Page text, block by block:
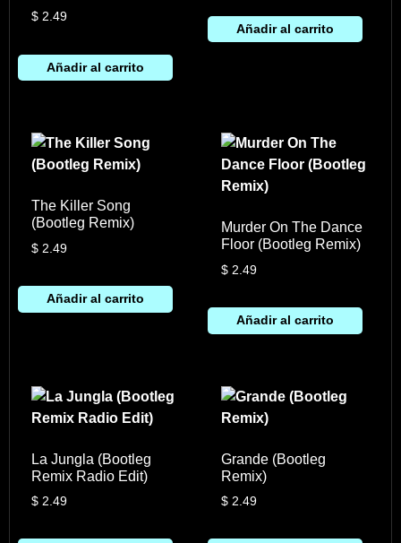
$2.49
Añadir al carrito
Añadir al carrito
The Killer Song
(Bootleg Remix)
$2.49
Añadir al carrito
Murder On The Dance
Floor (Bootleg Remix)
$ 2.49
Añadir al carrito
La Jungla (Bootleg
Remix Radio Edit)
$2.49
Grande (Bootleg
Remix)
$ 2.49